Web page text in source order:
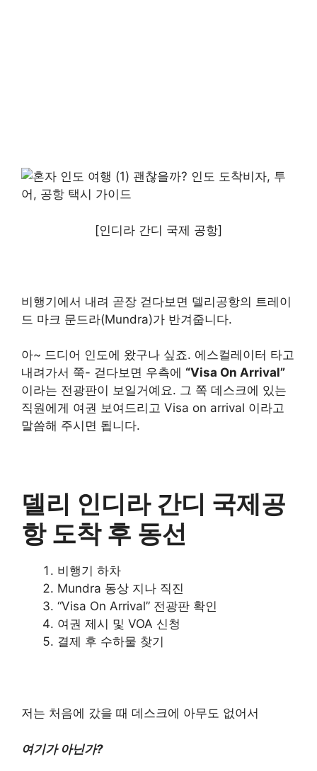
[인디라 간디 국제 공항]
비행기에서 내려 곧장 걷다보면 델리공항의 트레이
드 마크 문드라(Mundra)가 반겨줍니다.
아~ 드디어 인도에 왔구나 싶죠. 에스컬레이터 타고
내려가서 쭉- 걷다보면 우측에 “Visa On Arrival”
이라는 전광판이 보일거예요. 그 쪽 데스크에 있는
직원에게 여권 보여드리고 Visa on arrival 이라고
말씀해 주시면 됩니다.
델리 인디라 간디 국제공
항 도착 후 동선
비행기 하차
Mundra 동상 지나 직진
“Visa On Arrival” 전광판 확인
여권 제시 및 VOA 신청
결제 후 수하물 찾기
저는 처음에 갔을 때 데스크에 아무도 없어서
여기가 아닌가?